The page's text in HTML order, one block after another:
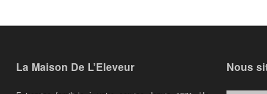
La Maison De L’Eleveur Nous